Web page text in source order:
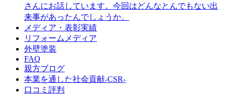
さんにお話しています。今回はどんなとんでもない出
来事があったんでしょうか。
メディア・表彰実績
リフォームメディア
外壁塗装
FAQ
親方ブログ
本業を通した社会貢献-CSR-
口コミ評判